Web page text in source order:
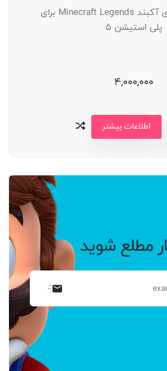
خرید دیسک بازی آکبند Minecraft Legends برای
پلی استیشن 5
4,000,000
اطلاعات بیشتر
مطلع شوید